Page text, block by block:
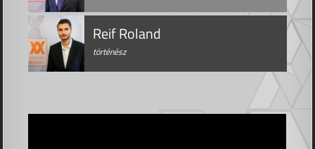
Reif Roland
történész